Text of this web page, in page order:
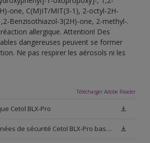
one, C(M)IT/MIT(3-1), 2-octyl-2H-
Benzisothiazol-3(2H)-one, 2-methyl-.
allergique. Attention! Des
dangereuses peuvent se former
Ne pas respirer les aérosols ni les
Télécharger Adobe Reader
Cetol BLX-Pro
Fiche de données de sécurité Cetol BLX-Pro base TC